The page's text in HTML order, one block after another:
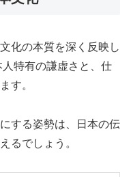
化の本質を深く反映し
特有の謙虚さと、仕
す。
する姿勢は、日本の伝
るでしょう。